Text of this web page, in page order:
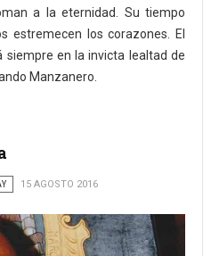
a la eternidad. Su tiempo
estremecen los corazones. El
en la invicta lealtad de
Manzanero.
15 AGOSTO 2016